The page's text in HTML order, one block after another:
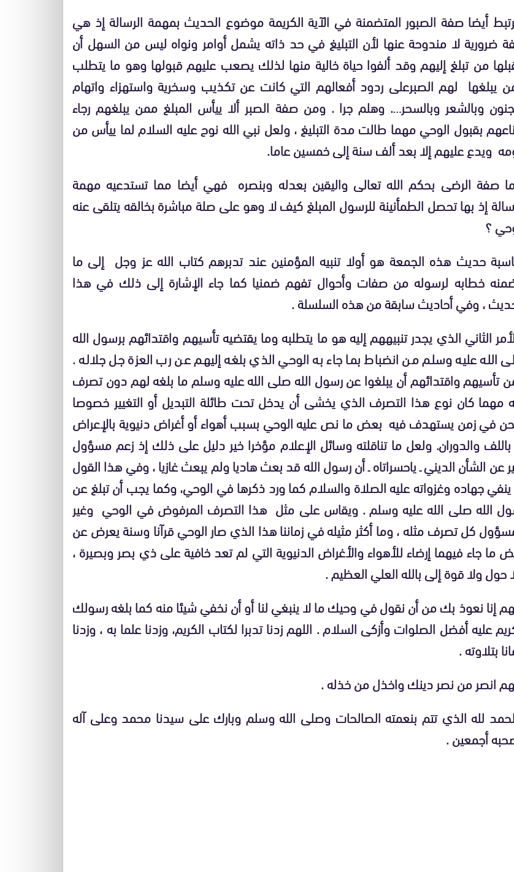
أيضا صفة الصبور المتضمنة في الآية الكريمة موضوع الحديث بمهمة الرسالة إذ هي
ضرورية لا مندوحة عنها لأن التبليغ في حد ذاته يشمل أوامر ونواه ليس من السهل أن
من تبلغ إليهم وقد ألفوا حياة خالية منها لذلك يصعب عليهم قبولها وهو ما يتطلب
يبلغها لهم الصبرعلى ردود أفعالهم التي كانت عن تكذيب وسخرية واستهزاء واتهام
وبالشعر وبالسحر…. وهلم جرا . ومن صفة الصبر ألا ييأس المبلغ ممن يبلغهم رجاء
بقبول الوحي مهما طالت مدة التبليغ ، ولعل نبي الله نوح عليه السلام لما ييأس من
ويدع عليهم إلا بعد ألف سنة إلى خمسين عاما.
صفة الرضى بحكم الله تعالى واليقين بعدله وبنصره فهي أيضا مما تستدعيه مهمة
إذ بها تحصل الطمأنينة للرسول المبلغ كيف لا وهو على صلة مباشرة بخالقه يتلقى عنه
؟
حديث هذه الجمعة هو أولا تنبيه المؤمنين عند تدبرهم كتاب الله عز وجل إلى ما
خطابه لرسوله من صفات وأحوال تفهم ضمنيا كما جاء الإشارة إلى ذلك في هذا
، وفي أحاديث سابقة من هذه السلسلة .
الثاني الذي يجدر تنبيههم إليه هو ما يتطلبه وما يقتضيه تأسيهم واقتدائهم برسول الله
الله عليه وسلم من انضباط بما جاء به الوحي الذي بلغه إليهم عن رب العزة جل جلاله .
تأسيهم واقتدائهم أن يبلغوا عن رسول الله صلى الله عليه وسلم ما بلغه لهم دون تصرف
مهما كان نوع هذا التصرف الذي يخشى أن يدخل تحت طائلة التبديل أو التغيير خصوصا
في زمن يستهدف فيه بعض ما نص عليه الوحي بسبب أهواء أو أغراض دنيوية بالإعراض
والدوران. ولعل ما تناقلته وسائل الإعلام مؤخرا خير دليل على ذلك إذ زعم مسؤول
عن الشأن الديني ـ ياحسراتاه ـ أن رسول الله قد بعث هاديا ولم يبعث غازيا ، وفي هذا القول
جهاده وغزواته عليه الصلاة والسلام كما ورد ذكرها في الوحي، وكما يجب أن تبلغ عن
الله صلى الله عليه وسلم . ويقاس على مثل هذا التصرف المرفوض في الوحي وغير
كل تصرف مثله ، وما أكثر مثيله في زماننا هذا الذي صار الوحي قرآنا وسنة يعرض عن
ما جاء فيهما إرضاء للأهواء والأغراض الدنيوية التي لم تعد خافية على ذي بصر وبصيرة ،
حول ولا قوة إلى بالله العلي العظيم .
إنا نعوذ بك من أن نقول في وحيك ما لا ينبغي لنا أو أن نخفي شيئا منه كما بلغه رسولك
عليه أفضل الصلوات وأزكى السلام . اللهم زدنا تدبرا لكتاب الكريم، وزدنا علما به ، وزدنا
بتلاوته .
انصر من نصر دينك واخذل من خذله .
لله الذي تتم بنعمته الصالحات وصلى الله وسلم وبارك على سيدنا محمد وعلى آله
أجمعين .